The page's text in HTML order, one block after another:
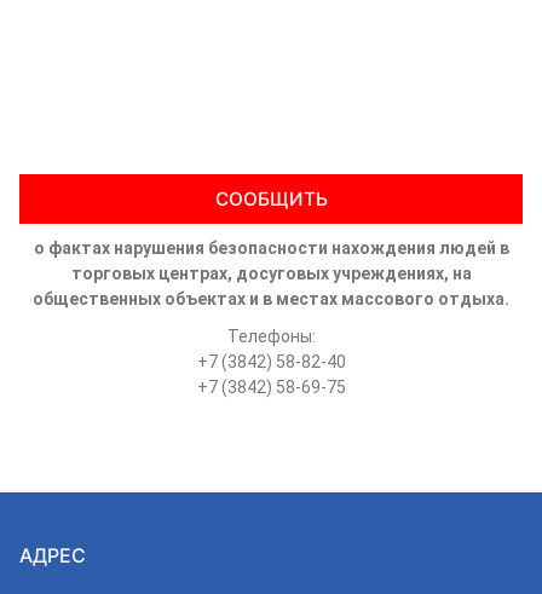
СООБЩИТЬ
о фактах нарушения безопасности нахождения людей в
торговых центрах, досуговых учреждениях, на
общественных объектах и в местах массового отдыха.
Телефоны:
+7 (3842) 58-82-40
+7 (3842) 58-69-75
АДРЕС